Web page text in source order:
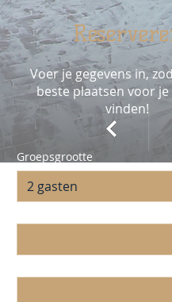
Voer je gegevens in,
beste plaatsen voor
vinden!
Groepsgrootte
2 gasten